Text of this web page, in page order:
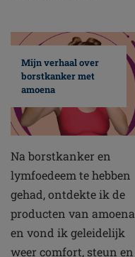
Mijn verhaal over
borstkanker met
amoena
Na borstkanker en
lymfoedeem te hebben
gehad, ontdekte ik de
producten van amoena
en vond ik geleidelijk
weer comfort, steun en